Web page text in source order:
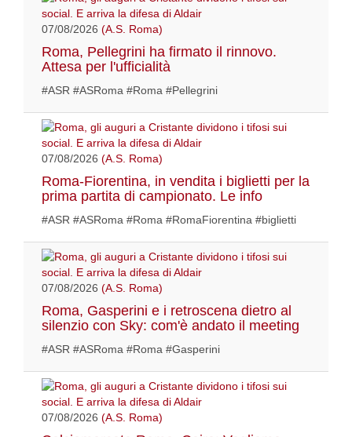
07/08/2026 (A.S. Roma)
Roma, Pellegrini ha firmato il rinnovo.
Attesa per l'ufficialità
#ASR #ASRoma #Roma #Pellegrini
07/08/2026 (A.S. Roma)
Roma-Fiorentina, in vendita i biglietti per la
prima partita di campionato. Le info
#ASR #ASRoma #Roma #RomaFiorentina #biglietti
07/08/2026 (A.S. Roma)
Roma, Gasperini e i retroscena dietro al
silenzio con Sky: com'è andato il meeting
#ASR #ASRoma #Roma #Gasperini
07/08/2026 (A.S. Roma)